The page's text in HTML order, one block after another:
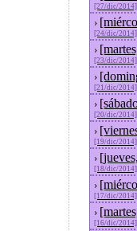
[27/dic/2014]
›
[24/dic/2014]
›
[23/dic/2014]
›
[21/dic/2014]
›
[20/dic/2014]
›
[19/dic/2014]
›
[18/dic/2014]
›
[17/dic/2014]
›
[16/dic/2014]